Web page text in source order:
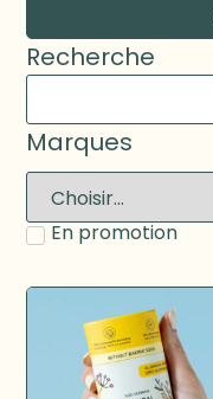
Recherche
Marques
En promotion